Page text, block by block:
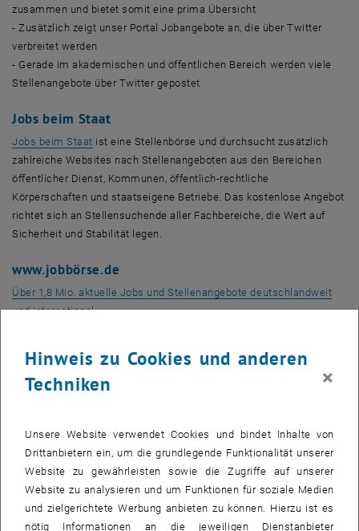
zusammen und bietet somit eine prima Übersicht
- Zusätzlich zeigt unser Portal Jobangebote an, die über Twitter
verbreitet werden
- Gerade im akademischen und öffentlichen Bereich werden viele
Stellenangebote über Twitter gepostet
Jobs beim Staat
Jobs beim Staat, öffnet eine externe URL in einem neuen Fenster
ist eine Stellenbörse und durchsucht zusätzlich
zahlreiche Websites nach Stellenangeboten aus den Bereichen
öffentlicher Dienst, Kommunen, öffentlich-rechtliche
Körperschaften und staatseigene Betriebe. Das kostenlose Angebot
richtet sich an Stellensuchende aller Fachbereiche, die Wert auf
Sicherheit und Stabilität legen.
www.jobbörse.de
Über 1,8 Mio. aktuelle Jobs und Stellenangebote deutschlandweit
und international., öffnet eine externe URL in einem neuen Fenster
, öffnet eine externe URL in einem neuen Fenster
Jobbörsen zusammen und bietet dadurch ein sehr umfassendes
JOBswype.at- Stellenangebote, Arbeit & Jobsuche
Jobsuchmaschine , öffnet eine externe URL in einem neuen Fenster
für tausende Stellenangebote aus Österreich –
einfache, schnelle und bequeme Jobsuche nach
unterschiedlichsten Branchen, Tätigkeitsfeldern und Arbeitsformen:
Vollzeit, Teilzeit, Studentenjobs, Ferienjobs, Praktikum,
Hinweis zu Cookies und anderen
Techniken
×
Unsere Website verwendet Cookies und bindet Inhalte von
Drittanbietern ein, um die grundlegende Funktionalität unserer
Website zu gewährleisten sowie die Zugriffe auf unserer
Website zu analysieren und um Funktionen für soziale Medien
und zielgerichtete Werbung anbieten zu können. Hierzu ist es
nötig Informationen an die jeweiligen Dienstanbieter